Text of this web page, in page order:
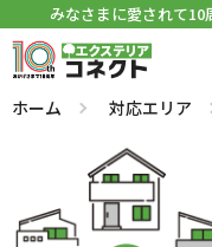
みなさまに愛されて10
ホーム 対応エリア